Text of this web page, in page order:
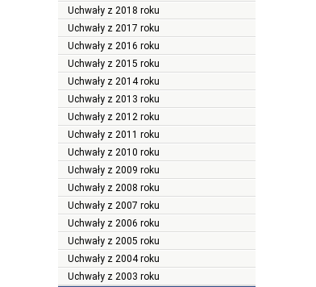
Uchwały z 2018 roku
Uchwały z 2017 roku
Uchwały z 2016 roku
Uchwały z 2015 roku
Uchwały z 2014 roku
Uchwały z 2013 roku
Uchwały z 2012 roku
Uchwały z 2011 roku
Uchwały z 2010 roku
Uchwały z 2009 roku
Uchwały z 2008 roku
Uchwały z 2007 roku
Uchwały z 2006 roku
Uchwały z 2005 roku
Uchwały z 2004 roku
Uchwały z 2003 roku